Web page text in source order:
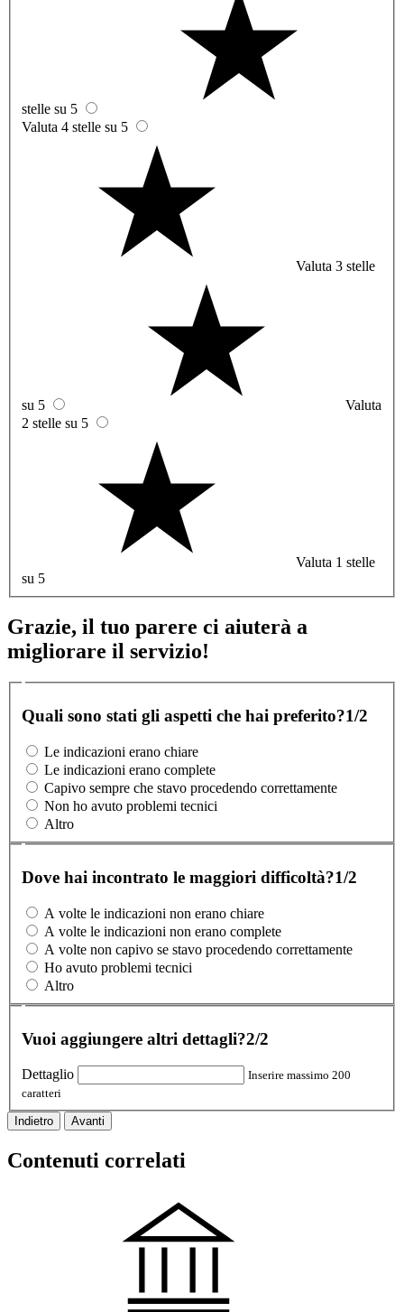
stelle su 5
Valuta 4 stelle su 5
Valuta 3 stelle
su 5
Valuta
2 stelle su 5
Valuta 1 stelle
su 5
Grazie, il tuo parere ci aiuterà a
migliorare il servizio!
Quali sono stati gli aspetti che hai preferito?1/2
Le indicazioni erano chiare
Le indicazioni erano complete
Capivo sempre che stavo procedendo correttamente
Non ho avuto problemi tecnici
Altro
Dove hai incontrato le maggiori difficoltà?1/2
A volte le indicazioni non erano chiare
A volte le indicazioni non erano complete
A volte non capivo se stavo procedendo correttamente
Ho avuto problemi tecnici
Altro
Vuoi aggiungere altri dettagli?2/2
Dettaglio
Inserire massimo 200
caratteri
Indietro Avanti
Contenuti correlati